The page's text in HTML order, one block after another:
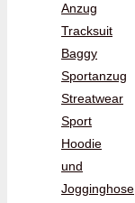
Anzug
Tracksuit
Baggy
Sportanzug
Streatwear
Sport
Hoodie
und
Jogginghose